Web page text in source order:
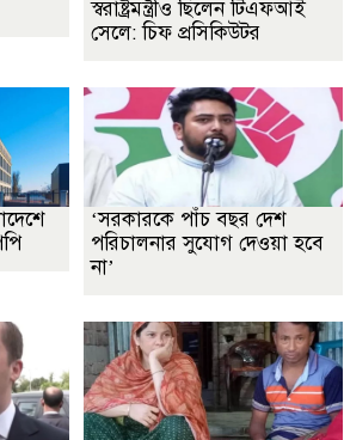
স্বরাষ্ট্রমন্ত্রীও ছিলেন টিএফআই
সেলে: চিফ প্রসিকিউটর
‘সরকারকে পাঁচ বছর দেশ
পরিচালনার সুযোগ দেওয়া হবে
না’